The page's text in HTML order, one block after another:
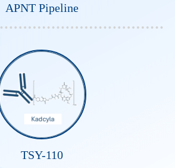
APNT Pipeline
TSY-110